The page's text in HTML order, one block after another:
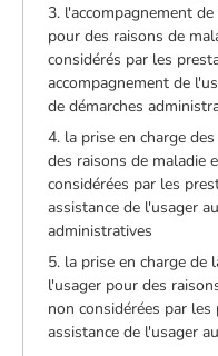
3. l'accompagnement
pour des raisons de
considérés par les
accompagnement de
de démarches
4. la prise en charge
des raisons de maladie
considérées par les
assistance de l'usager
administratives
5. la prise en charge de
l'usager pour des
non considérées par
assistance de l'usager